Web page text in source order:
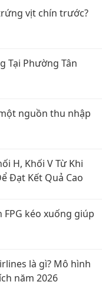
vịt chín trước?
Tại Phường Tân
nguồn thu nhập
H, Khối V Từ Khi
Đạt Kết Quả Cao
kéo xuống giúp
là gì? Mô hình
năm 2026